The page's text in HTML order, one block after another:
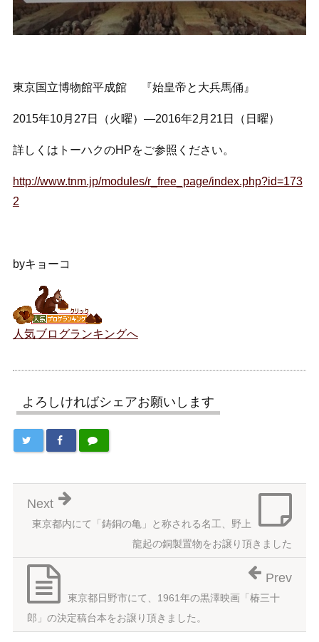
東京国立博物館平成館 『始皇帝と大兵馬俑』
2015年10月27日（火曜）―2016年2月21日（日曜）
詳しくはトーハクのHPをご参照ください。
http://www.tnm.jp/modules/r_free_page/index.php?id=173
2
byキョーコ
人気ブログランキングへ
よろしければシェアお願いします
東京都内にて「鋳銅の亀」と称される名工、野上
龍起の銅製置物をお譲り頂きました
Next
東京都日野市にて、1961年の黒澤映画「椿三十
郎」の決定稿台本をお譲り頂きました。
Prev